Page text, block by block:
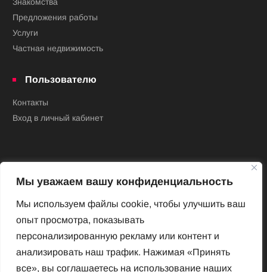
Мы уважаем вашу конфиденциальность
Мы используем файлы cookie, чтобы улучшить ваш
опыт просмотра, показывать
персонализированную рекламу или контент и
анализировать наш трафик. Нажимая «Принять
все», вы соглашаетесь на использование наших
Знакомства
Предложения работы
Услуги
Частная недвижимость
Пользователю
Контакты
Вход в личный кабинет
Новый Венский журнал
Архив номеров
Impressum